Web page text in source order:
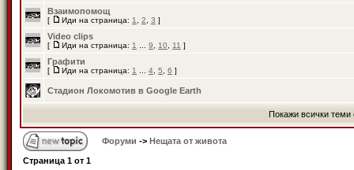
Взаимопомощ
[ Иди на страница: 1 2 3 ]
Video clips
[ Иди на страница: 1 9 10 11 ]
Графити
[ Иди на страница: 1 4 5 6 ]
Стадион Локомотив в Google Earth
Покажи всички теми
Форуми -> Нещата от живота
Страница 1 от 1